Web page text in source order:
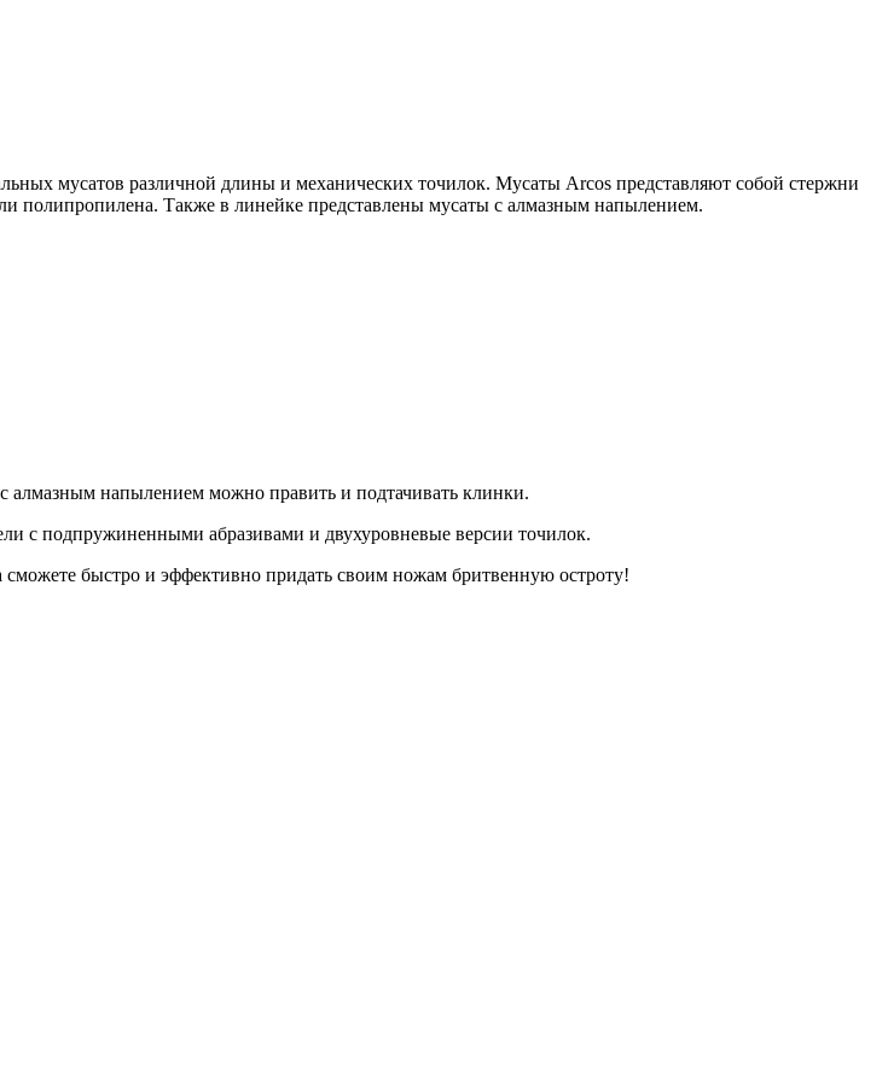
мусатов различной длины и механических точилок. Мусаты Arcos представляют собой стержни
полипропилена. Также в линейке представлены мусаты с алмазным напылением.
напылением можно править и подтачивать клинки.
с подпружиненными абразивами и двухуровневые версии точилок.
быстро и эффективно придать своим ножам бритвенную остроту!